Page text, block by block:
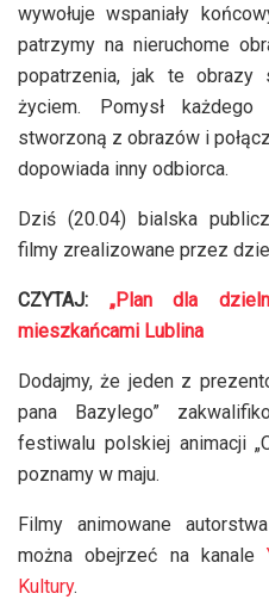
wywołuje wspaniały
patrzymy na nieruchome
popatrzenia, jak te
życiem. Pomysł
stworzoną z obrazów i
dopowiada inny odbiorca.
Dziś (20.04) bialska
filmy zrealizowane przez
CZYTAJ: „Plan dla
mieszkańcami Lublina
Dodajmy, że jeden z
pana Bazylego”
festiwalu polskiej animacji
poznamy w maju.
Filmy animowane
można obejrzeć na kanale
Kultury.